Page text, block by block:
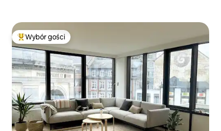
Najpopularniejsze z kategorii Wybór gości
Wybór gości